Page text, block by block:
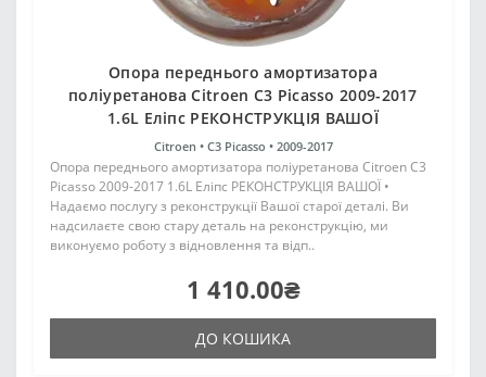
Опора переднього амортизатора
поліуретанова Citroen C3 Picasso 2009-2017
1.6L Еліпс РЕКОНСТРУКЦІЯ ВАШОЇ
Citroen • C3 Picasso • 2009-2017
Опора переднього амортизатора поліуретанова Citroen C3
Picasso 2009-2017 1.6L Еліпс РЕКОНСТРУКЦІЯ ВАШОЇ •
Надаємо послугу з реконструкції Вашої старої деталі. Ви
надсилаєте свою стару деталь на реконструкцію, ми
виконуємо роботу з відновлення та відп..
1 410.00₴
ДО КОШИКА